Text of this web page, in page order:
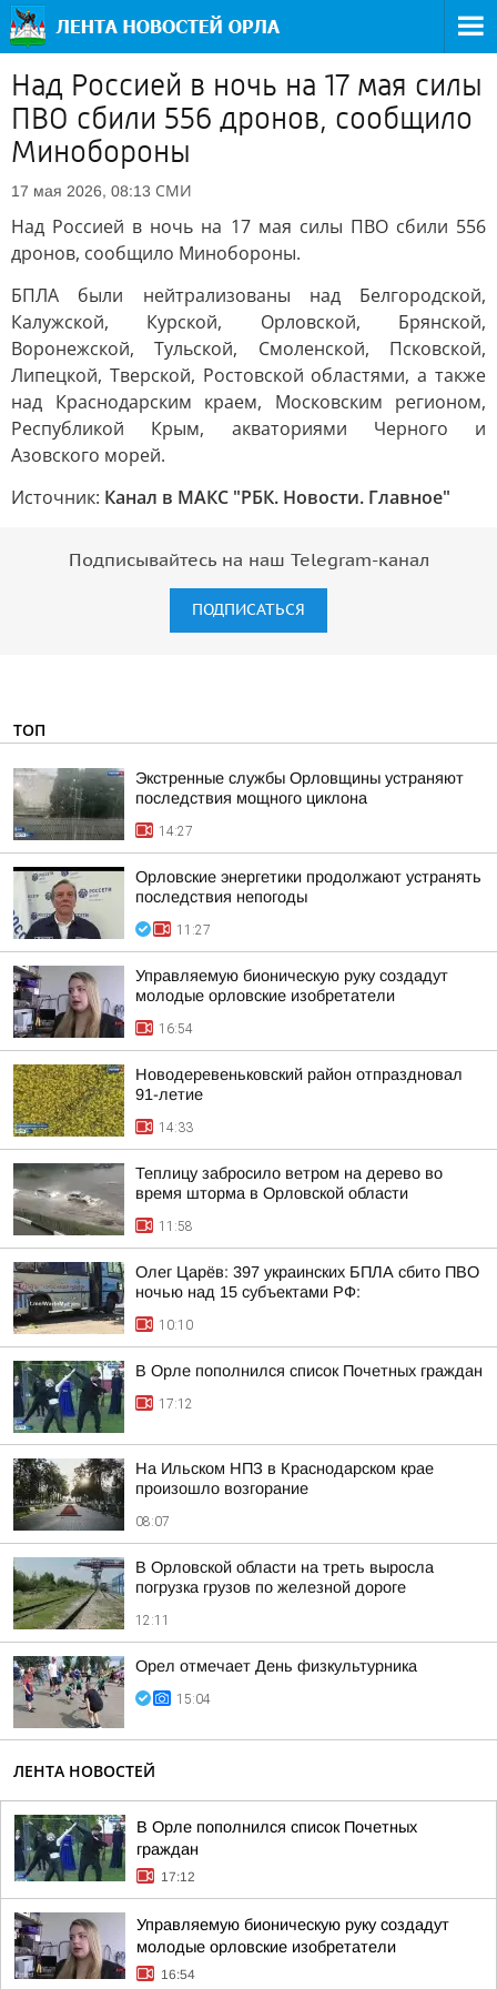
Над Россией в ночь на 17 мая силы
ПВО сбили 556 дронов, сообщило
Минобороны
17 мая 2026, 08:13 СМИ
Над Россией в ночь на 17 мая силы ПВО сбили 556
дронов, сообщило Минобороны.
БПЛА были нейтрализованы над Белгородской,
Калужской, Курской, Орловской, Брянской,
Воронежской, Тульской, Смоленской, Псковской,
Липецкой, Тверской, Ростовской областями, а также
над Краснодарским краем, Московским регионом,
Республикой Крым, акваториями Черного и
Азовского морей.
Источник: Канал в МАКС "РБК. Новости. Главное"
Подписывайтесь на наш Telegram-канал
ПОДПИСАТЬСЯ
ТОП
Экстренные службы Орловщины устраняют
последствия мощного циклона
14:27
Орловские энергетики продолжают устранять
последствия непогоды
11:27
Управляемую бионическую руку создадут
молодые орловские изобретатели
16:54
Новодеревеньковский район отпраздновал
91-летие
14:33
Теплицу забросило ветром на дерево во
время шторма в Орловской области
11:58
Олег Царёв: 397 украинских БПЛА сбито ПВО
ночью над 15 субъектами РФ:
10:10
В Орле пополнился список Почетных граждан
17:12
На Ильском НПЗ в Краснодарском крае
произошло возгорание
08:07
В Орловской области на треть выросла
погрузка грузов по железной дороге
12:11
Орел отмечает День физкультурника
15:04
ЛЕНТА НОВОСТЕЙ
В Орле пополнился список Почетных
граждан
17:12
Управляемую бионическую руку создадут
молодые орловские изобретатели
16:54